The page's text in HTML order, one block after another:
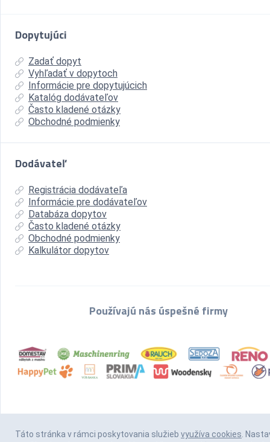
Dopytujúci
Zadať dopyt
Vyhľadať v dopytoch
Informácie pre dopytujúcich
Katalóg dodávateľov
Často kladené otázky
Obchodné podmienky
Dodávateľ
Registrácia dodávateľa
Informácie pre dodávateľov
Databáza dopytov
Často kladené otázky
Obchodné podmienky
Kalkulátor dopytov
Používajú nás úspešné firmy
Táto stránka v rámci poskytovania služieb využíva cookies.